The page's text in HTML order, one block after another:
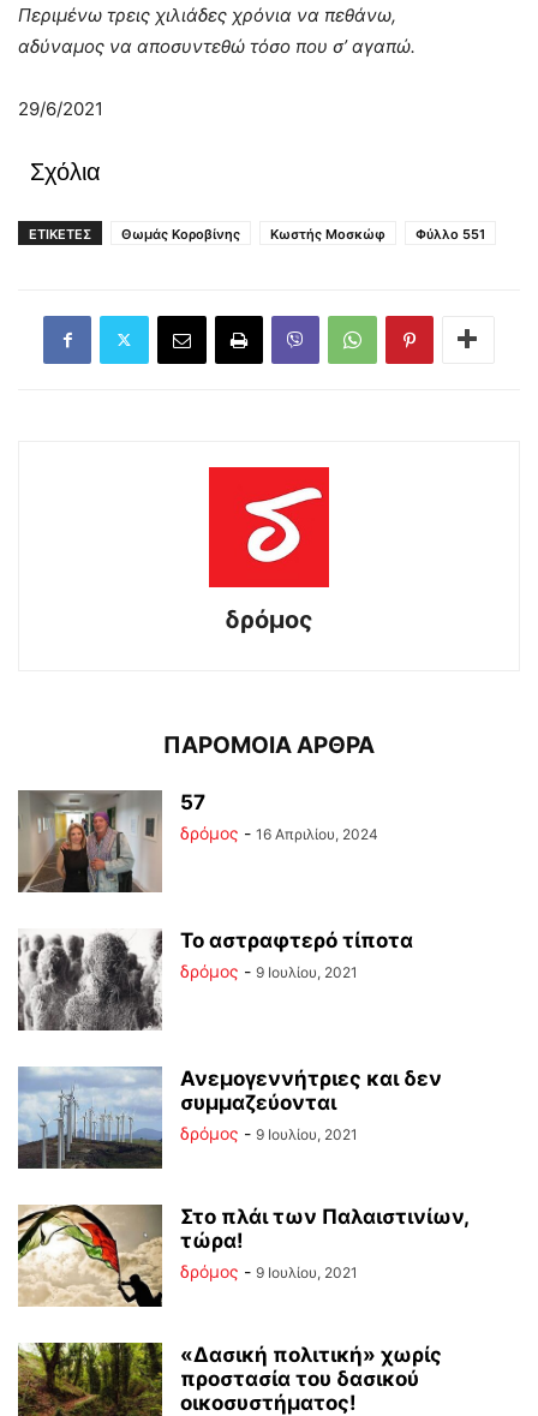
Περιμένω τρεις χιλιάδες χρόνια να πεθάνω,
αδύναμος να αποσυντεθώ τόσο που σ’ αγαπώ.
29/6/2021
Σχόλια
ΕΤΙΚΕΤΕΣ Θωμάς Κοροβίνης Κωστής Μοσκώφ Φύλλο 551
δρόμος
ΠΑΡΟΜΟΙΑ ΑΡΘΡΑ
57
δρόμος - 16 Απριλίου, 2024
Το αστραφτερό τίποτα
δρόμος - 9 Ιουλίου, 2021
Ανεμογεννήτριες και δεν
συμμαζεύονται
δρόμος - 9 Ιουλίου, 2021
Στο πλάι των Παλαιστινίων,
τώρα!
δρόμος - 9 Ιουλίου, 2021
«Δασική πολιτική» χωρίς
προστασία του δασικού
οικοσυστήματος!